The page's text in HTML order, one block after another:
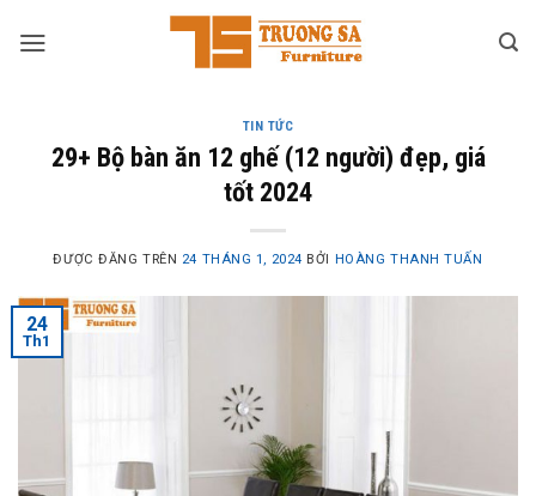
TIN TỨC
29+ Bộ bàn ăn 12 ghế (12 người) đẹp, giá
tốt 2024
ĐƯỢC ĐĂNG TRÊN 24 THÁNG 1, 2024 BỞI HOÀNG THANH TUẤN
24
Th1